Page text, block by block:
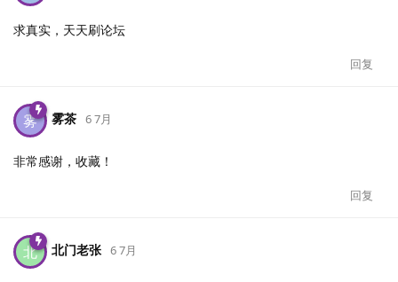
求真实，天天刷论坛
回复
雾 雾茶 6 7月
非常感谢，收藏！
回复
北 北门老张 6 7月